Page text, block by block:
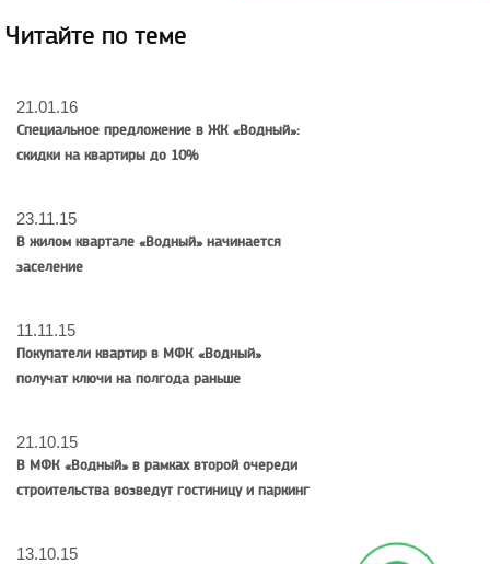
Читайте по теме
21.01.16
Специальное предложение в ЖК «Водный»:
скидки на квартиры до 10%
23.11.15
В жилом квартале «Водный» начинается
заселение
11.11.15
Покупатели квартир в МФК «Водный»
получат ключи на полгода раньше
21.10.15
В МФК «Водный» в рамках второй очереди
строительства возведут гостиницу и паркинг
13.10.15